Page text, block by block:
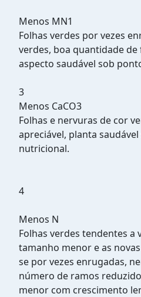
Menos MN1
Folhas verdes por vezes
verdes, boa quantidade
aspecto saudável sob
3
Menos CaCO3
Folhas e nervuras de cor
apreciável, planta
nutricional.
4
Menos N
Folhas verdes tendentes a
tamanho menor e as
se por vezes enrugadas,
número de ramos
menor com crescimento